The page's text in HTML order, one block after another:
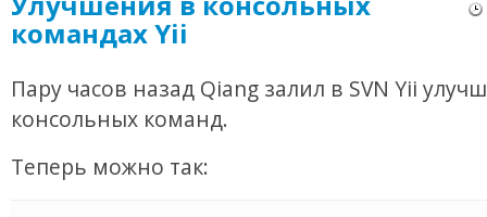
командах Yii
Пару часов назад Qiang залил в SVN Yii
консольных команд.
Теперь можно так: